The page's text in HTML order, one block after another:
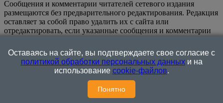
Сообщения и комментарии читателей сетевого издания
размещаются без предварительного редактирования. Редакция
оставляет за собой право удалить их с сайта или
отредактировать, если указанные сообщения и комментарии
или нарушением иных требований закона.
информационном ресурсе применяются рекомендательные
технологии (информационные технологии предоставления
информации на основе сбора, систематизации и анализа
сведений, относящихся к предпочтениям пользователей сети
"Интернет", находящихся на территории Российской
Оставаясь на сайте, вы подтверждаете свое согласие с
политикой обработки персональных данныхи на
использование cookie-файлов.
Понятно